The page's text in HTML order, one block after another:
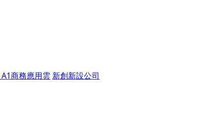
商務應用雲 新創新設公司